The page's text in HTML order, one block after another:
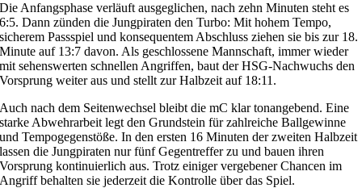
Die Anfangsphase verläuft ausgeglichen, nach zehn Minuten steht es
6:5. Dann zünden die Jungpiraten den Turbo: Mit hohem Tempo,
sicherem Passspiel und konsequentem Abschluss ziehen sie bis zur 18.
Minute auf 13:7 davon. Als geschlossene Mannschaft, immer wieder
mit sehenswerten schnellen Angriffen, baut der HSG-Nachwuchs den
Vorsprung weiter aus und stellt zur Halbzeit auf 18:11.
Auch nach dem Seitenwechsel bleibt die mC klar tonangebend. Eine
starke Abwehrarbeit legt den Grundstein für zahlreiche Ballgewinne
und Tempogegenstöße. In den ersten 16 Minuten der zweiten Halbzeit
lassen die Jungpiraten nur fünf Gegentreffer zu und bauen ihren
Vorsprung kontinuierlich aus. Trotz einiger vergebener Chancen im
Angriff behalten sie jederzeit die Kontrolle über das Spiel.